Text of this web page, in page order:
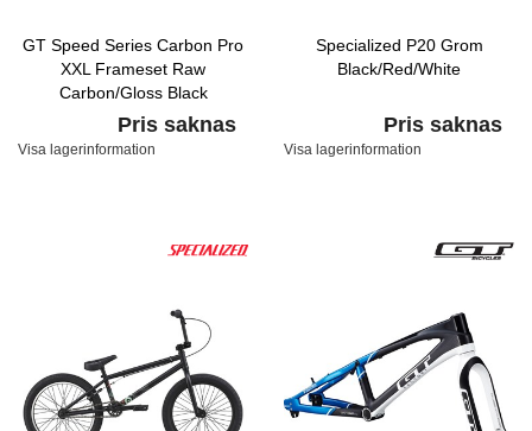
GT Speed Series Carbon Pro
XXL Frameset Raw
Carbon/Gloss Black
Pris saknas
Visa lagerinformation
Specialized P20 Grom
Black/Red/White
Pris saknas
Visa lagerinformation